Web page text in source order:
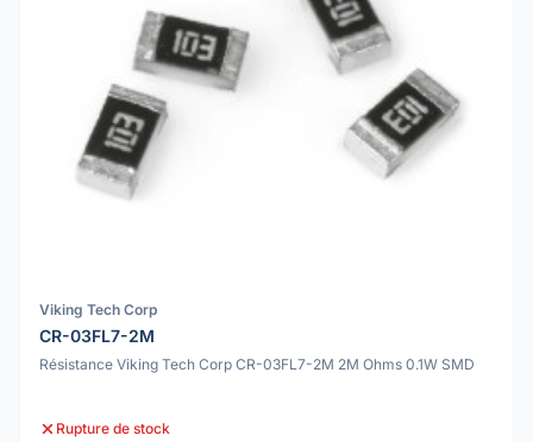
Viking Tech Corp
CR-03FL7-2M
Résistance Viking Tech Corp CR-03FL7-2M 2M Ohms 0.1W SMD
Rupture de stock